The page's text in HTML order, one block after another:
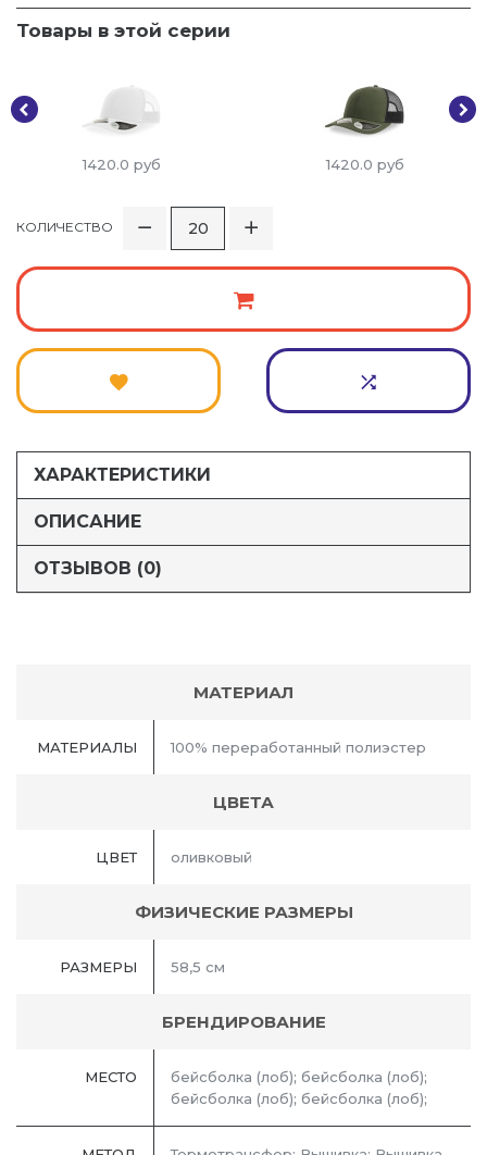
Товары в этой серии
1420.0 руб 1420.0 руб
КОЛИЧЕСТВО
ХАРАКТЕРИСТИКИ
ОПИСАНИЕ
ОТЗЫВОВ (0)
МАТЕРИАЛ
МАТЕРИАЛЫ 100% переработанный полиэстер
ЦВЕТА
ЦВЕТ оливковый
ФИЗИЧЕСКИЕ РАЗМЕРЫ
РАЗМЕРЫ 58,5 см
БРЕНДИРОВАНИЕ
МЕСТО
бейсболка (лоб); бейсболка (лоб);
бейсболка (лоб); бейсболка (лоб);